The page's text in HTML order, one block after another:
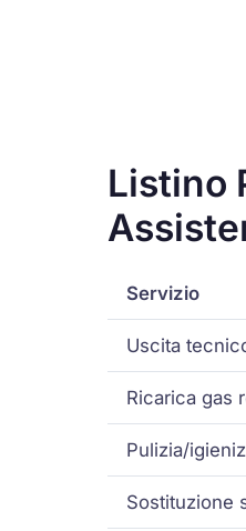
Listino
Servizio
Uscita
Ricarica gas
Pulizia/
Sostituzione